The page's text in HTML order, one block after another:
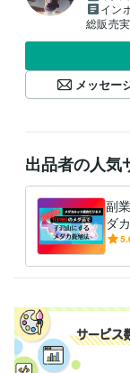
イン
総販売
メッセー
出品者の人気
副
ダ
者